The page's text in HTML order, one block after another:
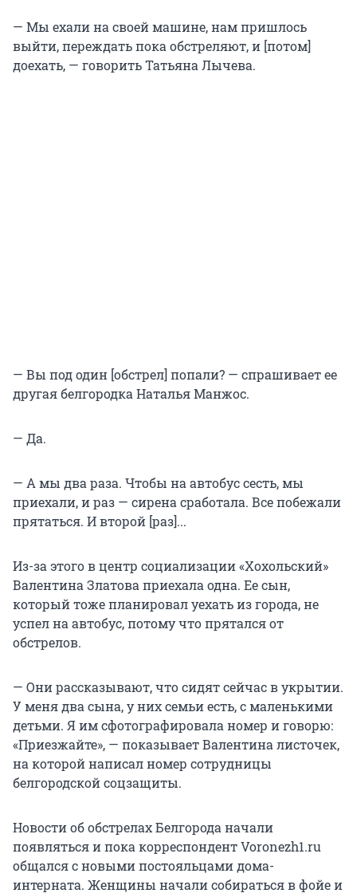
— Мы ехали на своей машине, нам пришлось
выйти, переждать пока обстреляют, и [потом]
доехать, — говорить Татьяна Лычева.
— Вы под один [обстрел] попали? — спрашивает ее
другая белгородка Наталья Манжос.
— Да.
— А мы два раза. Чтобы на автобус сесть, мы
приехали, и раз — сирена сработала. Все побежали
прятаться. И второй [раз]...
Из-за этого в центр социализации «Хохольский»
Валентина Златова приехала одна. Ее сын,
который тоже планировал уехать из города, не
успел на автобус, потому что прятался от
обстрелов.
— Они рассказывают, что сидят сейчас в укрытии.
У меня два сына, у них семьи есть, с маленькими
детьми. Я им сфотографировала номер и говорю:
«Приезжайте», — показывает Валентина листочек,
на которой написал номер сотрудницы
белгородской соцзащиты.
Новости об обстрелах Белгорода начали
появляться и пока корреспондент Voronezh1.ru
общался с новыми постояльцами дома-
интерната. Женщины начали собираться в фойе и